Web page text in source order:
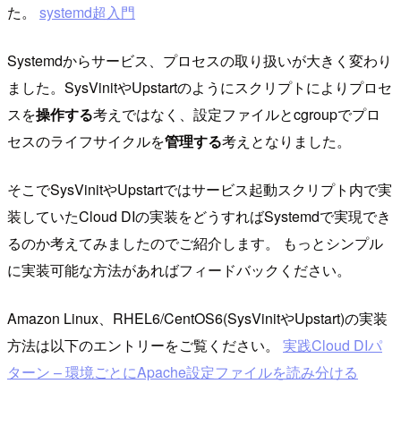
た。 systemd超入門
Systemdからサービス、プロセスの取り扱いが大きく変わり
ました。SysVinitやUpstartのようにスクリプトによりプロセ
スを操作する考えではなく、設定ファイルとcgroupでプロ
セスのライフサイクルを管理する考えとなりました。
そこでSysVinitやUpstartではサービス起動スクリプト内で実
装していたCloud DIの実装をどうすればSystemdで実現でき
るのか考えてみましたのでご紹介します。 もっとシンプル
に実装可能な方法があればフィードバックください。
Amazon Linux、RHEL6/CentOS6(SysVinitやUpstart)の実装
方法は以下のエントリーをご覧ください。 実践Cloud DIパ
ターン – 環境ごとにApache設定ファイルを読み分ける